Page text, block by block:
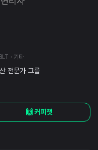
· 기타
전문가 그룹
🙌 커피챗